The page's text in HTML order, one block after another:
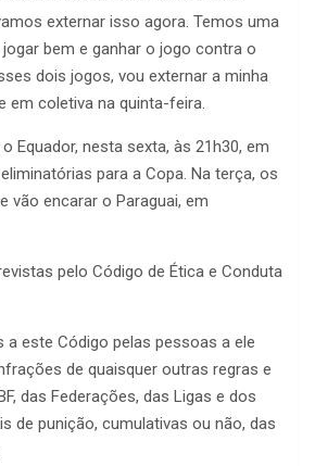
externar isso agora. Temos uma
bem e ganhar o jogo contra o
dois jogos, vou externar a minha
em coletiva na quinta-feira.
Equador, nesta sexta, às 21h30, em
para a Copa. Na terça, os
vão encarar o Paraguai, em
pelo Código de Ética e Conduta
a este Código pelas pessoas a ele
de quaisquer outras regras e
das Federações, das Ligas e dos
de punição, cumulativas ou não, das